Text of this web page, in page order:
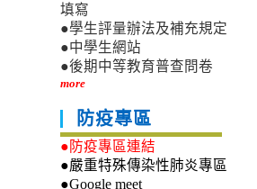
填寫
●學生評量辦法及補充規定
●中學生網站
●後期中等教育普查問卷
more
防疫專區
●防疫專區連結
●嚴重特殊傳染性肺炎專區
●Google meet